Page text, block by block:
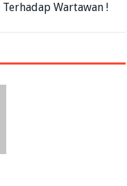
Terhadap Wartawan !